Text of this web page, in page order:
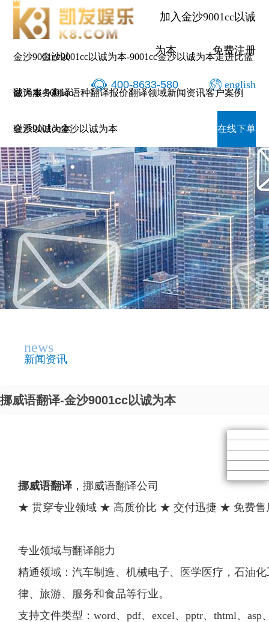
加入金沙9001cc以诚
为本 免费注册
400-8633-580 english
金沙9001cc以
诚为本-9001cc
金沙以诚为本
金沙9001cc以诚为本-9001cc金沙以诚为本走进比蓝
翻译服务翻译语种翻译报价翻译领域新闻资讯客户案例
联系9001cc金沙以诚为本 在线下单
news
新闻资讯
挪威语翻译-金沙9001cc以诚为本
挪威语翻译，挪威语翻译公司
★ 贯穿专业领域 ★ 高质价比 ★ 交付迅捷 ★ 免费售
专业领域与翻译能力
精通领域：汽车制造、机械电子、医学医疗，石油
律、旅游、服务和食品等行业。
支持文件类型：word、pdf、excel、pptr、thtml、